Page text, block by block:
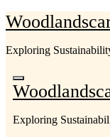
Skip
to
Exploring
Exploring